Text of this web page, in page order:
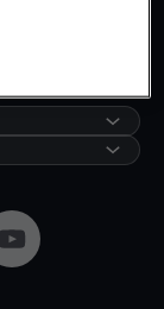
YouTube